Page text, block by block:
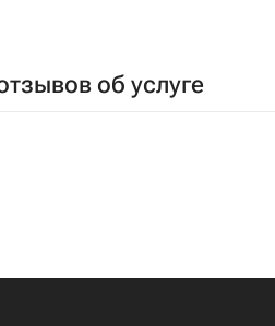
об услуге